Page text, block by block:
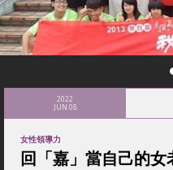
2022
JUN 08
女性領導力
回「嘉」當自己的